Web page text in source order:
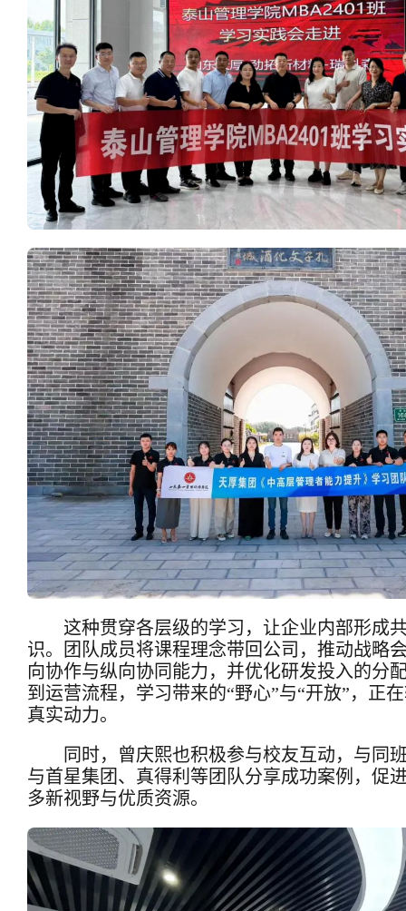
这种贯穿各层级的学习，让企业内部形成
识。团队成员将课程理念带回公司，推动战略
向协作与纵向协同能力，并优化研发投入的分
到运营流程，学习带来的“野心”与“开放”，正
真实动力。
同时， 曾庆熙也积极参与校友互动，与同
与首星集团、真得利等团队分享成功案例，促
多新视野与优质资源。